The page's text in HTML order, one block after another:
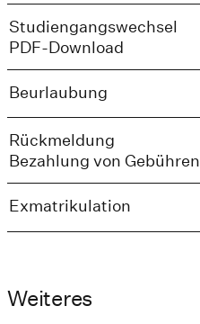
Studiengangswechsel
PDF-Download
Beurlaubung
Rückmeldung
Bezahlung von Gebühren
Exmatrikulation
Weiteres